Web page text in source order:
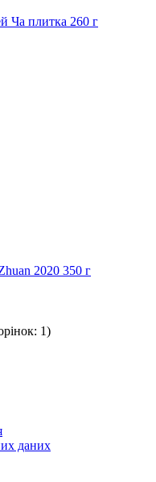
Ча плитка 260 г
2020 350 г
1)
даних